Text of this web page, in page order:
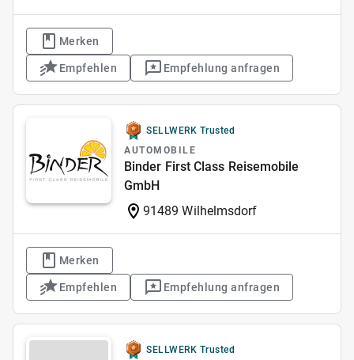
Merken
Empfehlen Empfehlung anfragen
SELLWERK Trusted
AUTOMOBILE
Binder First Class Reisemobile
GmbH
91489 Wilhelmsdorf
Merken
Empfehlen Empfehlung anfragen
SELLWERK Trusted